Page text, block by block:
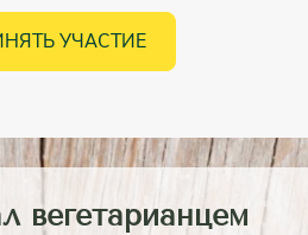
УЧАСТИЕ
вегетарианцем